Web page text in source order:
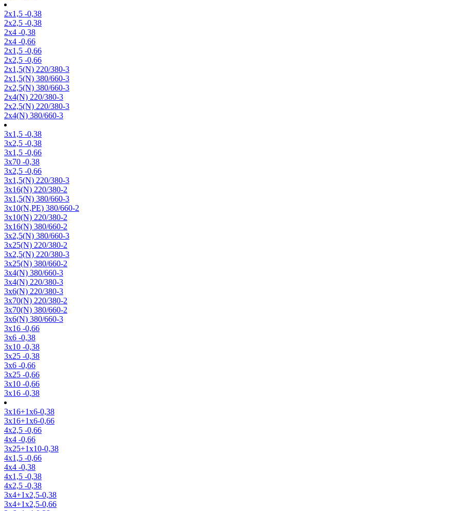
2х1,5 -0,38
2х2,5 -0,38
2х4 -0,38
2х4 -0,66
2х1,5 -0,66
2х2,5 -0,66
2х1,5(N) 220/380-3
2х1,5(N) 380/660-3
2х2,5(N) 380/660-3
2х4(N) 220/380-3
2х2,5(N) 220/380-3
2х4(N) 380/660-3
3х1,5 -0,38
3х2,5 -0,38
3х1,5 -0,66
3х70 -0,38
3х2,5 -0,66
3х1,5(N) 220/380-3
3х16(N) 220/380-2
3х1,5(N) 380/660-3
3х10(N,PE) 380/660-2
3х10(N) 220/380-2
3х16(N) 380/660-2
3х2,5(N) 380/660-3
3х25(N) 220/380-2
3х2,5(N) 220/380-3
3х25(N) 380/660-2
3х4(N) 380/660-3
3х4(N) 220/380-3
3х6(N) 220/380-3
3х70(N) 220/380-2
3х70(N) 380/660-2
3х6(N) 380/660-3
3х16 -0,66
3х6 -0,38
3х10 -0,38
3х25 -0,38
3х6 -0,66
3х25 -0,66
3х10 -0,66
3х16 -0,38
3х16+1х6-0,38
3х16+1х6-0,66
4х2,5 -0,66
4х4 -0,66
3х25+1х10-0,38
4х1,5 -0,66
4х4 -0,38
4х1,5 -0,38
4х2,5 -0,38
3х4+1х2,5-0,38
3х4+1х2,5-0,66